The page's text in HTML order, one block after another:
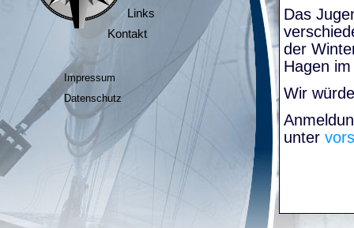
Links
Kontakt
Impressum
Datenschutz
Das
der
Hagen
Wir
unter